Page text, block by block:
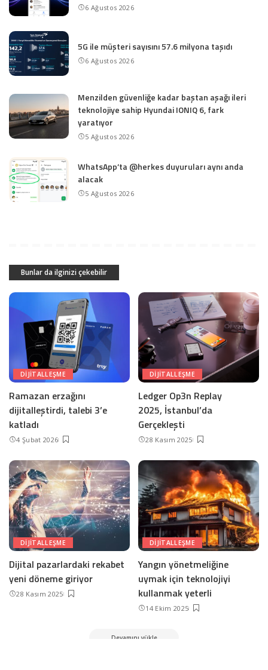
6 Ağustos 2026
5G ile müşteri sayısını 57.6 milyona taşıdı
6 Ağustos 2026
Menzilden güvenliğe kadar baştan aşağı ileri
teknolojiye sahip Hyundai IONIQ 6, fark
yaratıyor
5 Ağustos 2026
WhatsApp’ta @herkes duyuruları aynı anda
alacak
5 Ağustos 2026
Bunlar da ilginizi çekebilir
DIJITALLEŞME
Ramazan erzağını
dijitalleştirdi, talebi 3’e
katladı
4 Şubat 2026
DIJITALLEŞME
Ledger Op3n Replay
2025, İstanbul’da
Gerçekleşti
28 Kasım 2025
DIJITALLEŞME
Dijital pazarlardaki rekabet
yeni döneme giriyor
28 Kasım 2025
DIJITALLEŞME
Yangın yönetmeliğine
uymak için teknolojiyi
kullanmak yeterli
14 Ekim 2025
Devamını yükle